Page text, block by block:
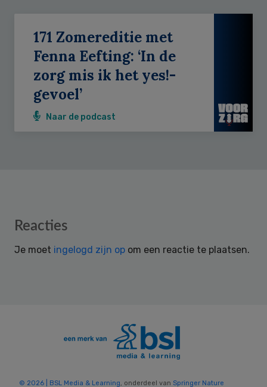
171 Zomereditie met
Fenna Eefting: ‘In de
zorg mis ik het yes!-
gevoel’
Naar de podcast
Reader
Reacties
Je moet ingelogd zijn op om een reactie te plaatsen.
© 2026 | BSL Media & Learning, onderdeel van Springer Nature